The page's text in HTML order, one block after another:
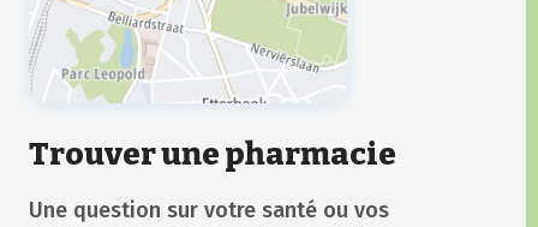
Trouver une pharmacie
Une question sur votre santé ou vos